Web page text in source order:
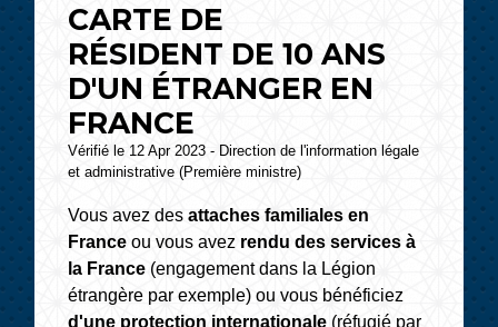
CARTE DE
RÉSIDENT DE 10 ANS
D'UN ÉTRANGER EN
FRANCE
Vérifié le 12 Apr 2023 - Direction de l'information légale
et administrative (Première ministre)
Vous avez desattaches familiales en
France ou vous avez rendu des services à
la France (engagement dans la Légion
étrangère par exemple) ou vous bénéficiez
d'une protection internationale (réfugié par